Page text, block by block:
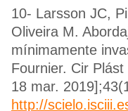
10- Larsson JC,
Oliveira M.
mínimamente
Fournier. Cir
18 mar.
http://